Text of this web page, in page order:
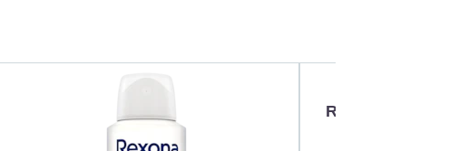
Rexona Active